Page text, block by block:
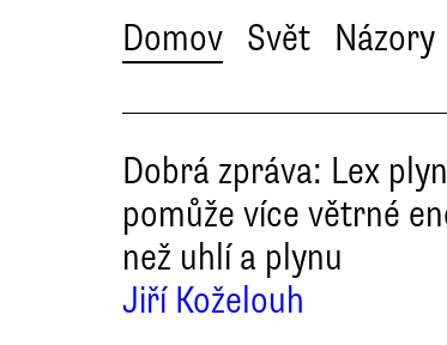
Domov Svět Názory
Dobrá zpráva: Lex
pomůže více větrné
než uhlí a plynu
Jiří Koželouh